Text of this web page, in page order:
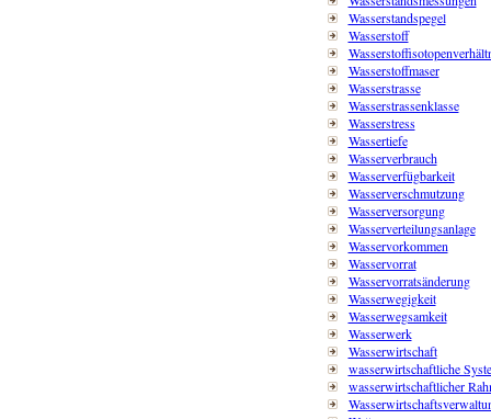
Wasserstandspegel
Wasserstoff
Wasserstoffmaser
Wasserstrasse
Wasserstrassenklasse
Wasserstress
Wassertiefe
Wasserverbrauch
Wasserverfügbarkeit
Wasserverschmutzung
Wasserversorgung
Wasserverteilungsanlage
Wasservorkommen
Wasservorrat
Wasservorratsänderung
Wasserwegigkeit
Wasserwegsamkeit
Wasserwerk
Wasserwirtschaft
wasserwirtschaftliche
wasserwirtschaftlicher